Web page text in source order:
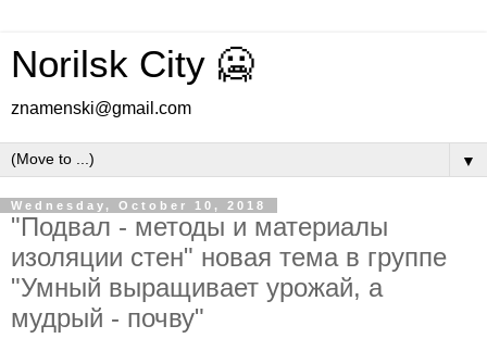
Norilsk City 🥶
znamenski@gmail.com
▼
Wednesday, October 10, 2018
"Подвал - методы и материалы
изоляции стен" новая тема в группе
"Умный выращивает урожай, а
мудрый - почву"